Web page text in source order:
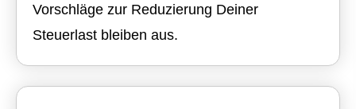
Vorschläge zur Reduzierung Deiner
Steuerlast bleiben aus.